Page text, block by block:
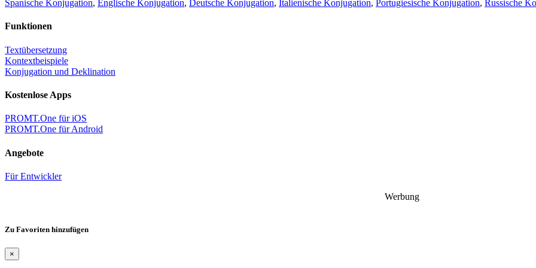
Spanische Konjugation, Englische Konjugation, Deutsche Konjugation, Italienische Konjugation, Portugiesische Konjugation, Russische
Funktionen
Textübersetzung
Kontextbeispiele
Konjugation und Deklination
Kostenlose Apps
PROMT.One für iOS
PROMT.One für Android
Angebote
Für Entwickler
Werbung
Zu Favoriten hinzufügen
×